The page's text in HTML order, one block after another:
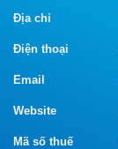
Địa chỉ
Điện thoại
Email
Website
Mã số thuế